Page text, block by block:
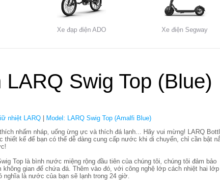
Xe đạp điện ADO Xe điện Segway
LARQ Swig Top (Blue)
nhiệt LARQ
Model: LARQ Swig Top (Amalfi Blue)
nhấm nháp, uống ừng ực và thích đá lạnh... Hãy vui mừng! LARQ
thiết kế để bạn có thể dễ dàng cung cấp nước khi di chuyển, chỉ cần bật
Top là bình nước miệng rộng đầu tiên của chúng tôi, chúng tôi đảm bảo
không gian để chứa đá. Thêm vào đó, với công nghệ lớp cách nhiệt hai lớp
nghĩa là nước của bạn sẽ lạnh trong 24 giờ.